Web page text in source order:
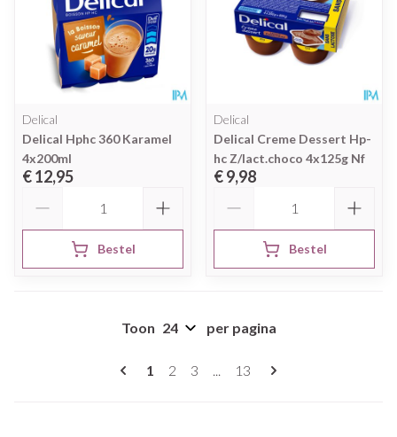
Delical
Delical Hphc 360 Karamel
4x200ml
€ 12,95
Bestel
Delical
Delical Creme Dessert Hp-
hc Z/lact.choco 4x125g Nf
€ 9,98
Bestel
Pagina's
U lees momenteel pagina
1 Pagina
2 Pagina
3 ... Pagina
13
Toon per pagina